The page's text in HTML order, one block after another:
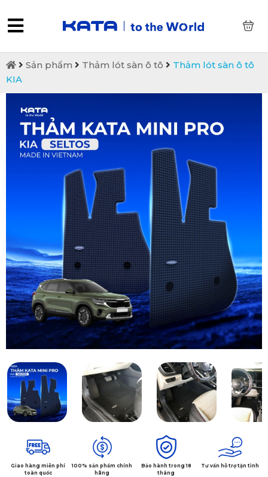
Sản phẩm Thảm lót sàn ô tô
Thảm lót sàn ô tô
KIA
Giao hàng miễn phí
toàn quốc
100% sản phẩm chính
hãng
Bảo hành trong 18
tháng
Tư vấn hỗ trợ tận tình